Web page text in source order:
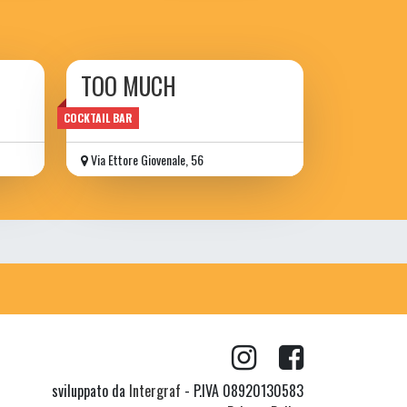
COCKTAIL BAR
TOO MUCH
wine bar
Via Ettore Giovenale, 56
sviluppato da Intergraf - P.IVA 08920130583